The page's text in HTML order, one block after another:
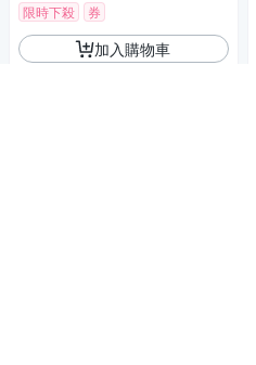
限時下殺 券
加入購物車